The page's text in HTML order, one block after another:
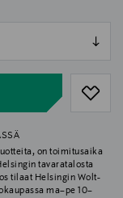
on toimitusaika
tavaratalosta
tilaat Helsingin Wolt-
ma–pe 10–